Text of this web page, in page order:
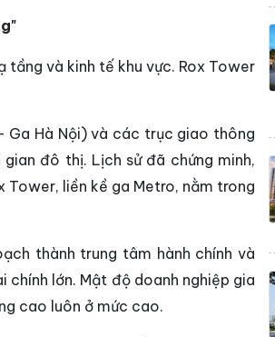
tầng và kinh tế khu vực. Rox Tower
Ga Hà Nội) và các trục giao thông
đô thị. Lịch sử đã chứng minh,
liền kề ga Metro, nằm trong
thành trung tâm hành chính và
lớn. Mật độ doanh nghiệp gia
cao luôn ở mức cao.